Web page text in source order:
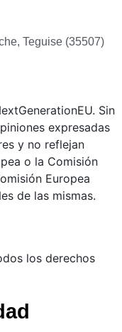
Teguise (35507)
Sin
expresadas
y no reflejan
o la Comisión
Europea
de las mismas.
los derechos